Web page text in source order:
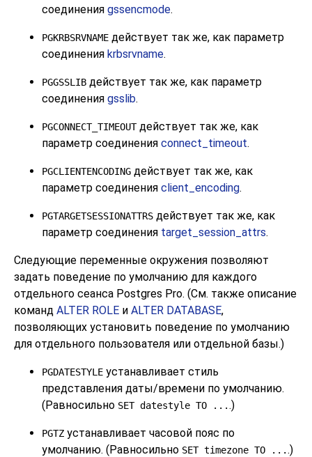
соединения gssencmode.
PGKRBSRVNAME действует так же, как параметр
соединения krbsrvname.
PGGSSLIB действует так же, как параметр
соединения gsslib.
PGCONNECT_TIMEOUTдействует так же, как
параметр соединения connect_timeout.
PGCLIENTENCODING действует так же, как
параметр соединения client_encoding.
PGTARGETSESSIONATTRS действует так же, как
параметр соединения target_session_attrs.
Следующие переменные окружения позволяют
задать поведение по умолчанию для каждого
отдельного сеанса Postgres Pro. (См. также описание
команд ALTER ROLE и ALTER DATABASE,
позволяющих установить поведение по умолчанию
для отдельного пользователя или отдельной базы.)
PGDATESTYLE устанавливает стиль
представления даты/времени по умолчанию.
(Равносильно SET datestyle TO ....)
PGTZ устанавливает часовой пояс по
умолчанию. (Равносильно SET timezone TO ....)